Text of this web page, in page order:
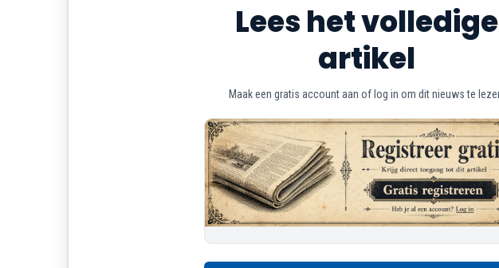
Lees het volledige
artikel
Maak een gratis account aan of log in om dit nieuws te